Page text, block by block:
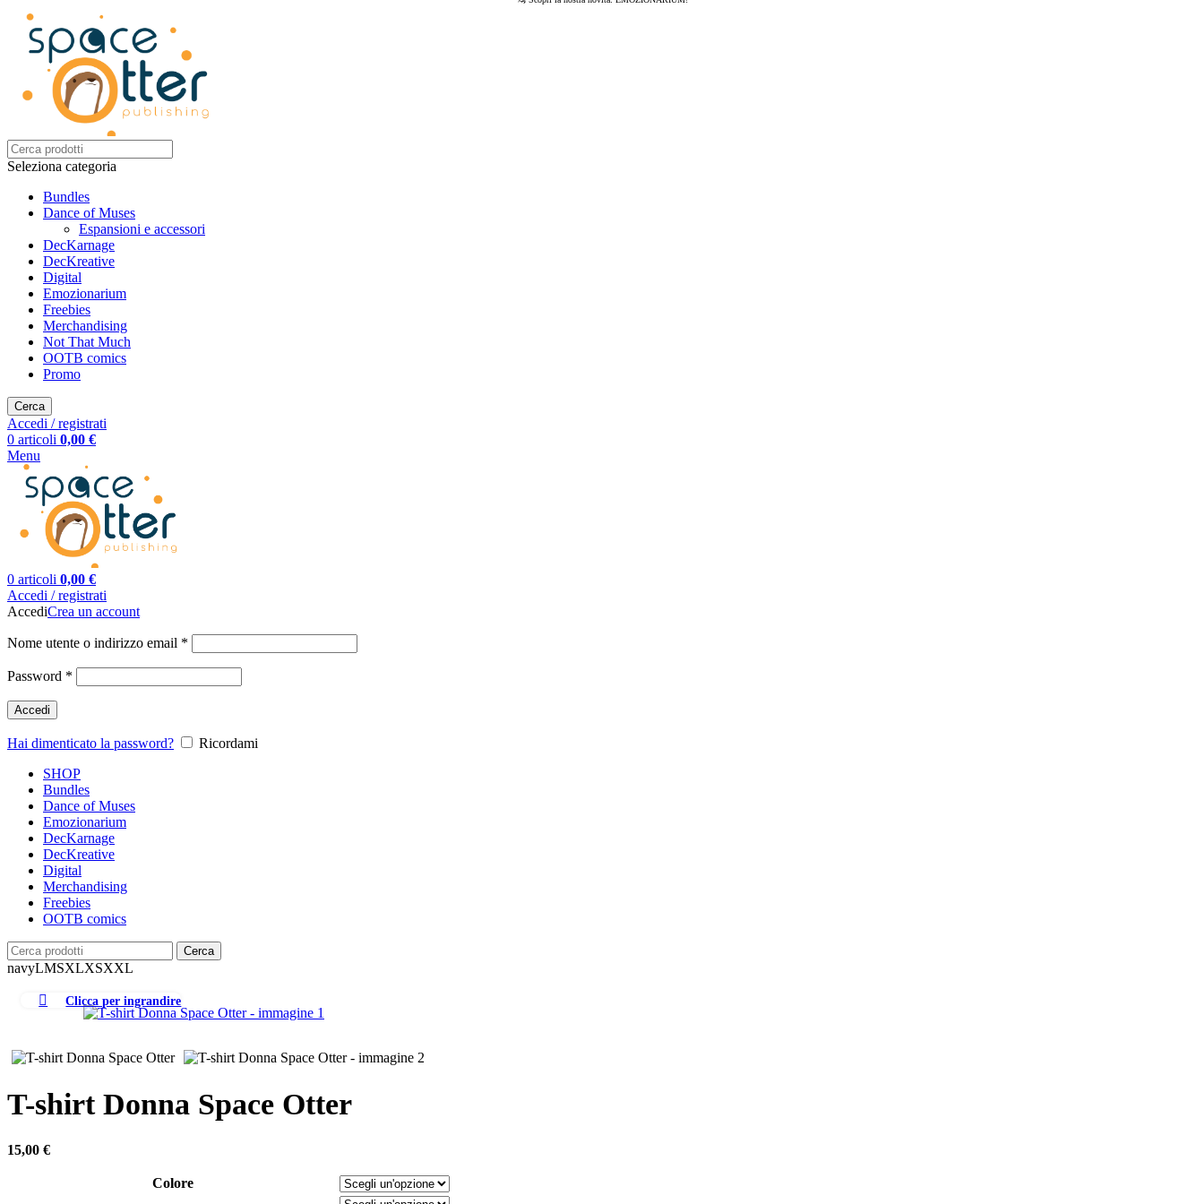
Seleziona categoria
Bundles
Dance of Muses
Espansioni e accessori
DecKarnage
DecKreative
Digital
Emozionarium
Freebies
Merchandising
Not That Much
OOTB comics
Promo
Cerca
Accedi / registrati
0 articoli 0,00 €
Menu
0 articoli 0,00 €
Accedi / registrati
AccediCrea un account
Nome utente o indirizzo email *
Password *
Accedi
Hai dimenticato la password?
Ricordami
SHOP
Bundles
Dance of Muses
Emozionarium
DecKarnage
DecKreative
Digital
Merchandising
Freebies
OOTB comics
Cerca
navyLMSXLXSXXL
Clicca per ingrandire
T-shirt Donna Space Otter
15,00 €
Colore